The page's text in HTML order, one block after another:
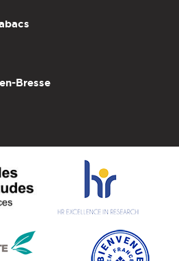
Bresse